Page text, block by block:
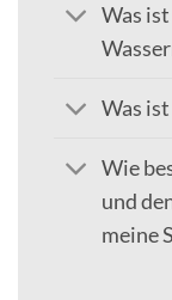
Was
Was
Wie
und
meine